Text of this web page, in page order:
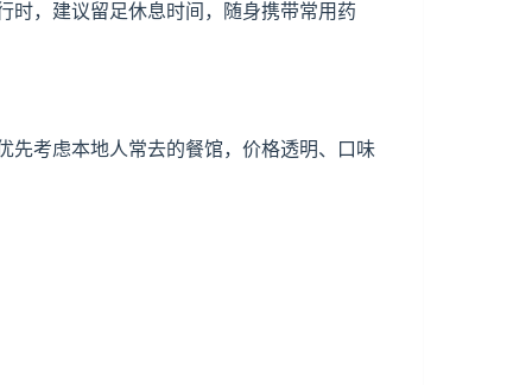
时，建议留足休息时间，随身携带常用药
先考虑本地人常去的餐馆，价格透明、口味